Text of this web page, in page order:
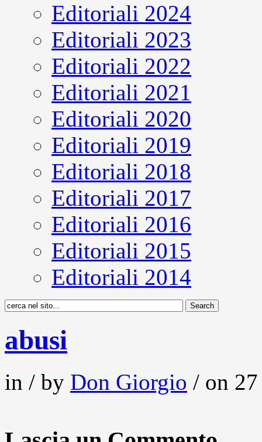
Editoriali 2024
Editoriali 2023
Editoriali 2022
Editoriali 2021
Editoriali 2020
Editoriali 2019
Editoriali 2018
Editoriali 2017
Editoriali 2016
Editoriali 2015
Editoriali 2014
abusi
in / by Don Giorgio / on